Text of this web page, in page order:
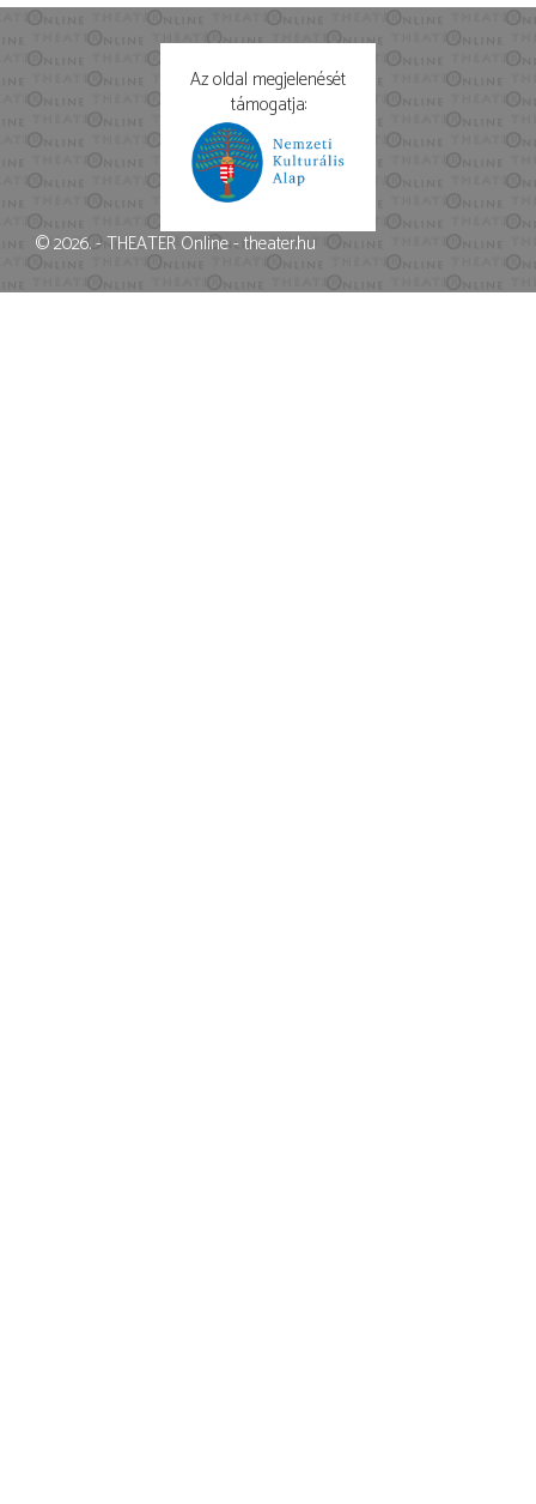
Az oldal megjelenését
támogatja:
© 2026. - THEATER Online -theater.hu